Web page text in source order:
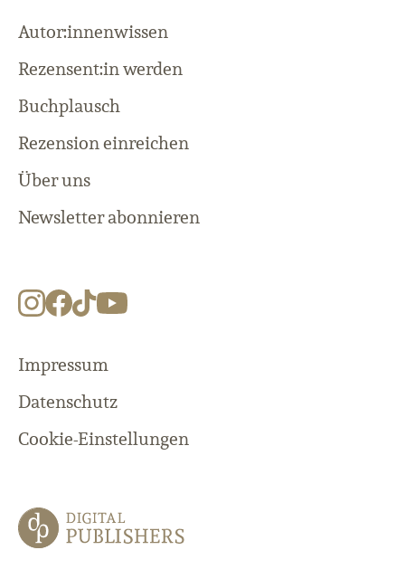
Autor:innenwissen
Rezensent:in werden
Buchplausch
Rezension einreichen
Über uns
Newsletter abonnieren
Impressum
Datenschutz
Cookie-Einstellungen